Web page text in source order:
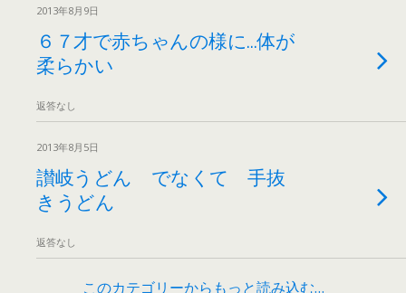
2013年8月9日
６７才で赤ちゃんの様に…体が
柔らかい
返答なし
2013年8月5日
讃岐うどん でなくて 手抜
きうどん
返答なし
このカテゴリーからもっと読み込む…